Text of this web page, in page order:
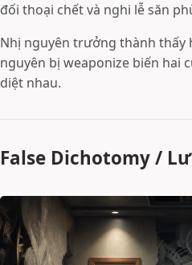
đối thoại chết và nghi lễ săn
Nhị nguyên trưởng thành thấy
nguyên bị weaponize biến hai
diệt nhau.
False Dichotomy /